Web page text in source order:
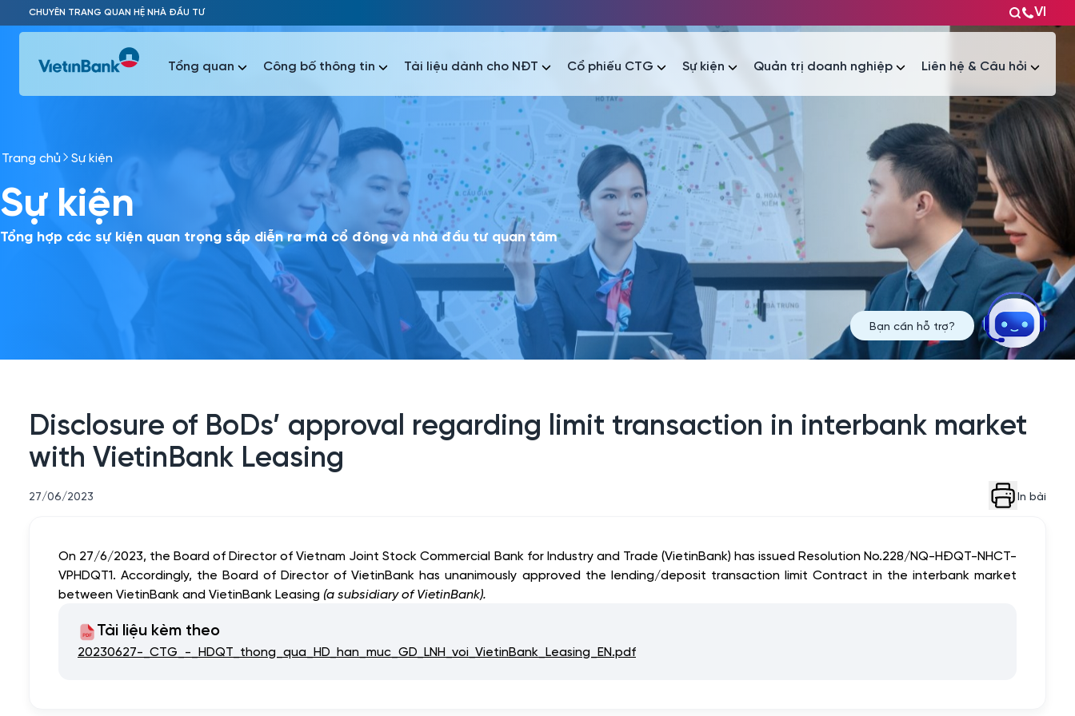
Skip to Main Content
CHUYÊN TRANG QUAN HỆ NHÀ ĐẦU TƯ VI
Phổ biến nhất
Báo cáo tài chính Thông tin giao dịch Công bố thông tin Sự kiện
Tổng quan Công bố thông tin Tài liệu dành cho NĐT Cổ phiếu CTG Sự kiện Quản trị doanh nghiệp Liên hệ & Câu hỏi
Phổ biến nhất
Thông tin giao dịch Công bố thông tin Tài liệu
Trang chủ Sự kiện
Sự kiện
Tổng hợp các sự kiện quan trọng sắp diễn ra mà cổ đông và nhà đầu tư quan tâm
Disclosure of BoDs’ approval regarding limit transaction in interbank market
with VietinBank Leasing
27/06/2023 In bài
On 27/6/2023, the Board of Director of Vietnam Joint Stock Commercial Bank for Industry and Trade (VietinBank) has issued Resolution No.228/NQ-HĐQT-NHCT-
VPHDQT1. Accordingly, the Board of Director of VietinBank has unanimously approved the lending/deposit transaction limit Contract in the interbank market
between VietinBank and VietinBank Leasing (a subsidiary of VietinBank).
Tài liệu kèm theo
20230627-_CTG_-_HDQT_thong_qua_HD_han_muc_GD_LNH_voi_VietinBank_Leasing_EN.pdf
Bạn cần hỗ trợ?